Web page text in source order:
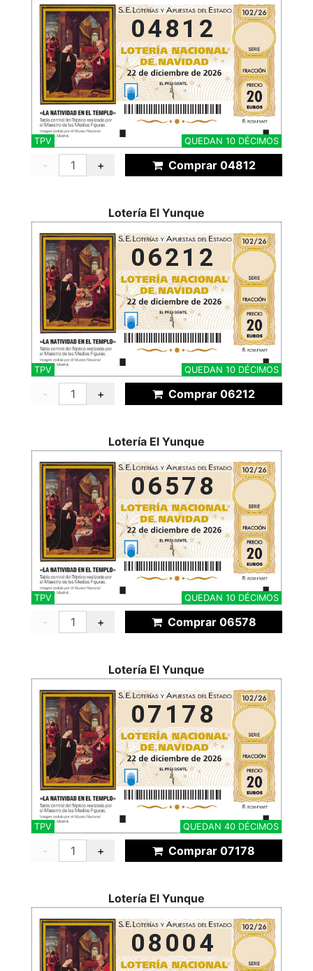
04812
QUEDAN 10 DÉCIMOS
TPV
- + Comprar 04812
Lotería El Yunque
06212
QUEDAN 10 DÉCIMOS
TPV
- + Comprar 06212
Lotería El Yunque
06578
QUEDAN 10 DÉCIMOS
TPV
- + Comprar 06578
Lotería El Yunque
07178
QUEDAN 40 DÉCIMOS
TPV
- + Comprar 07178
Lotería El Yunque
08004